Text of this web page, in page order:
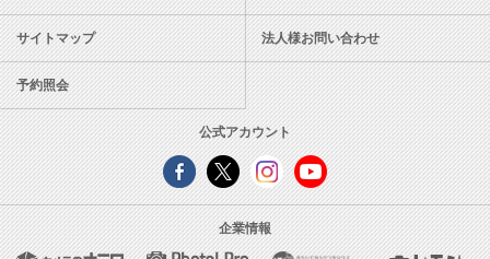
サイトマップ 法人様お問い合わせ
予約照会
公式アカウント
企業情報